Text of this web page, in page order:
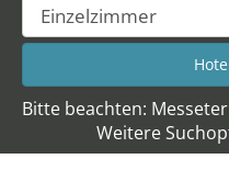
Bitte beachten:
Weitere